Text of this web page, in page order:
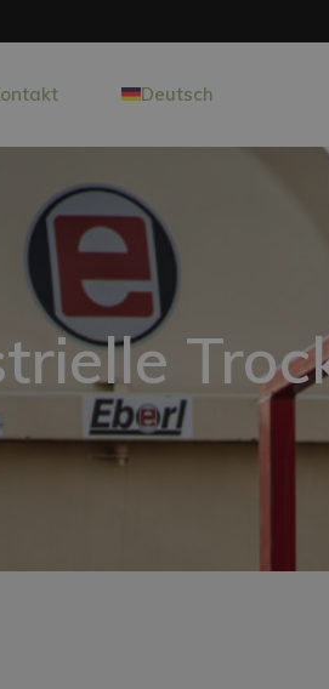
Deutsch
Nederlands